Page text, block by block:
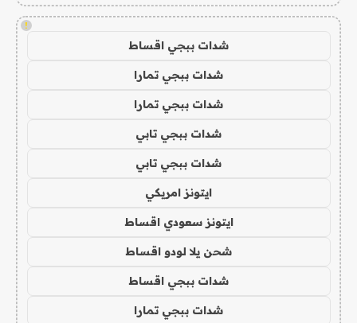
!
شدات ببجي اقساط
شدات ببجي تمارا
شدات ببجي تمارا
شدات ببجي تابي
شدات ببجي تابي
ايتونز امريكي
ايتونز سعودي اقساط
شحن يلا لودو اقساط
شدات ببجي اقساط
شدات ببجي تمارا